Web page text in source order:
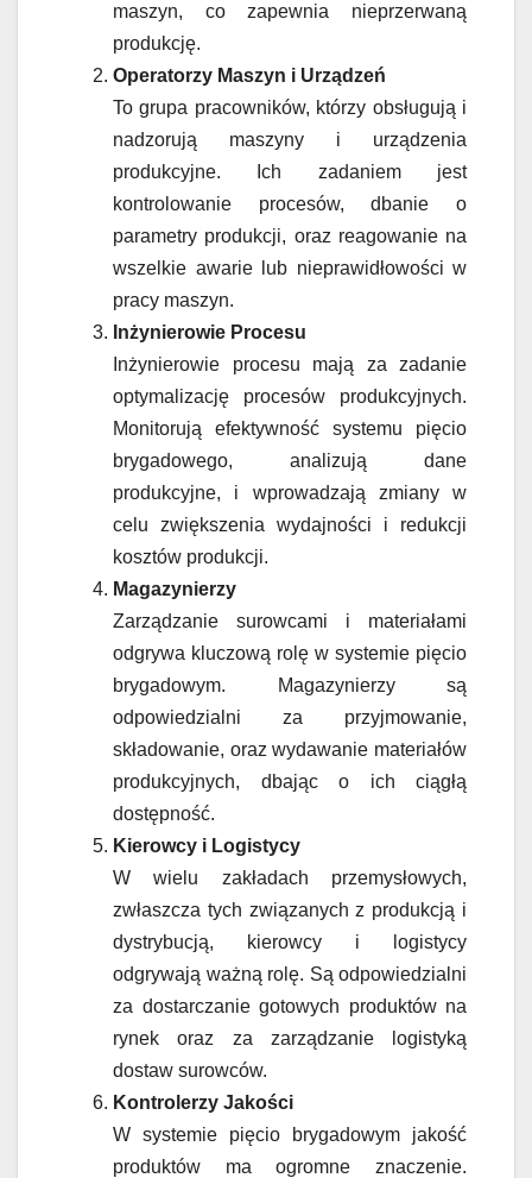
maszyn, co zapewnia nieprzerwaną
produkcję.
Operatorzy Maszyn i Urządzeń
To grupa pracowników, którzy obsługują i
nadzorują maszyny i urządzenia
produkcyjne. Ich zadaniem jest
kontrolowanie procesów, dbanie o
parametry produkcji, oraz reagowanie na
wszelkie awarie lub nieprawidłowości w
pracy maszyn.
Inżynierowie Procesu
Inżynierowie procesu mają za zadanie
optymalizację procesów produkcyjnych.
Monitorują efektywność systemu pięcio
brygadowego, analizują dane
produkcyjne, i wprowadzają zmiany w
celu zwiększenia wydajności i redukcji
kosztów produkcji.
Magazynierzy
Zarządzanie surowcami i materiałami
odgrywa kluczową rolę w systemie pięcio
brygadowym. Magazynierzy są
odpowiedzialni za przyjmowanie,
składowanie, oraz wydawanie materiałów
produkcyjnych, dbając o ich ciągłą
dostępność.
Kierowcy i Logistycy
W wielu zakładach przemysłowych,
zwłaszcza tych związanych z produkcją i
dystrybucją, kierowcy i logistycy
odgrywają ważną rolę. Są odpowiedzialni
za dostarczanie gotowych produktów na
rynek oraz za zarządzanie logistyką
dostaw surowców.
Kontrolerzy Jakości
W systemie pięcio brygadowym jakość
produktów ma ogromne znaczenie.